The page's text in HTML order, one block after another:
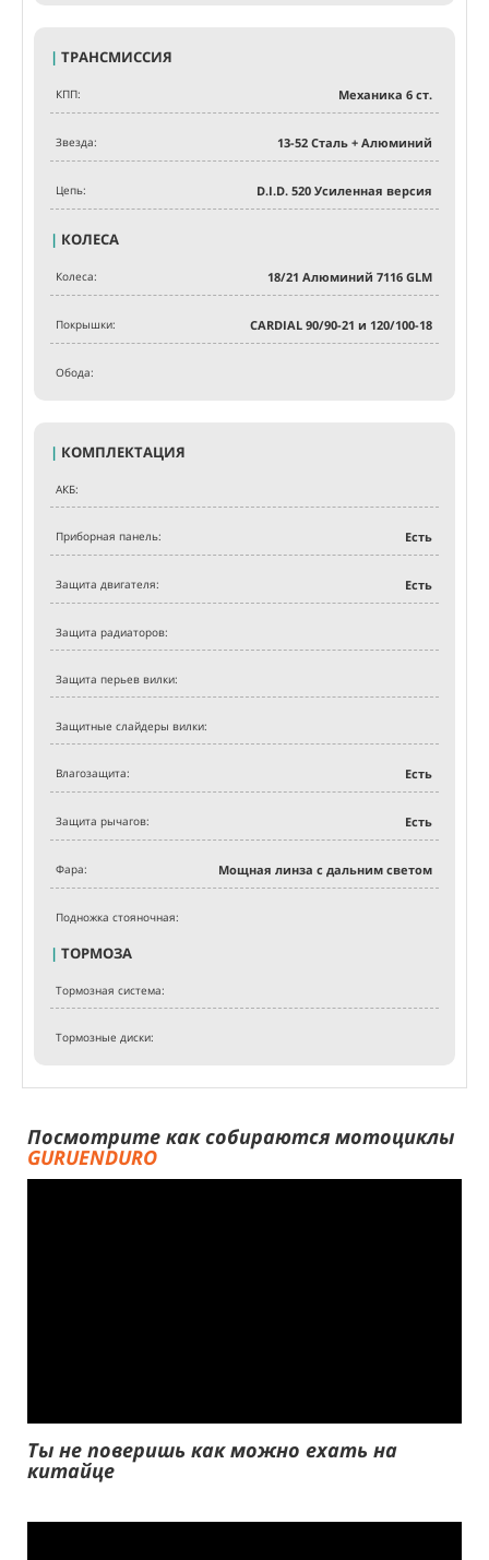
| ТРАНСМИССИЯ
КПП: Механика 6 ст.
Звезда: 13-52 Сталь + Алюминий
Цепь: D.I.D. 520 Усиленная версия
| КОЛЕСА
Колеса: 18/21 Алюминий 7116 GLM
Покрышки: CARDIAL 90/90-21 и 120/100-18
Обода:
| КОМПЛЕКТАЦИЯ
АКБ:
Приборная панель: Есть
Защита двигателя: Есть
Защита радиаторов:
Защита перьев вилки:
Защитные слайдеры вилки:
Влагозащита: Есть
Защита рычагов: Есть
Фара: Мощная линза с дальним светом
Подножка стояночная:
| ТОРМОЗА
Тормозная система:
Тормозные диски:
Посмотрите как собираются мотоциклы
GURUENDURO
Ты не поверишь как можно ехать на
китайце